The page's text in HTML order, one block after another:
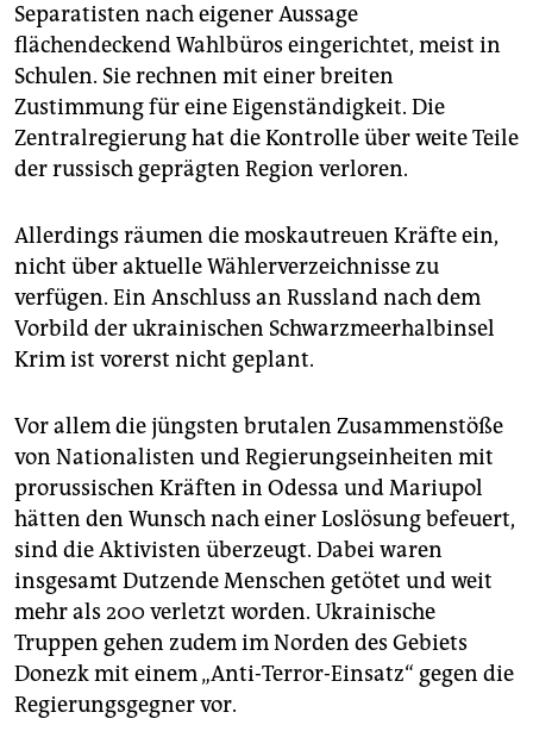
Separatisten nach eigener Aussage
flächendeckend Wahlbüros eingerichtet, meist in
Schulen. Sie rechnen mit einer breiten
Zustimmung für eine Eigenständigkeit. Die
Zentralregierung hat die Kontrolle über weite Teile
der russisch geprägten Region verloren.
Allerdings räumen die moskautreuen Kräfte ein,
nicht über aktuelle Wählerverzeichnisse zu
verfügen. Ein Anschluss an Russland nach dem
Vorbild der ukrainischen Schwarzmeerhalbinsel
Krim ist vorerst nicht geplant.
Vor allem die jüngsten brutalen Zusammenstöße
von Nationalisten und Regierungseinheiten mit
prorussischen Kräften in Odessa und Mariupol
hätten den Wunsch nach einer Loslösung befeuert,
sind die Aktivisten überzeugt. Dabei waren
insgesamt Dutzende Menschen getötet und weit
mehr als 200 verletzt worden. Ukrainische
Truppen gehen zudem im Norden des Gebiets
Donezk mit einem „Anti-Terror-Einsatz“ gegen die
Regierungsgegner vor.